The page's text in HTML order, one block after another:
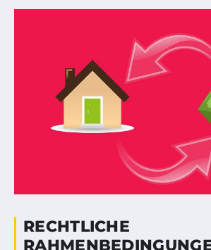
RECHTLICHE